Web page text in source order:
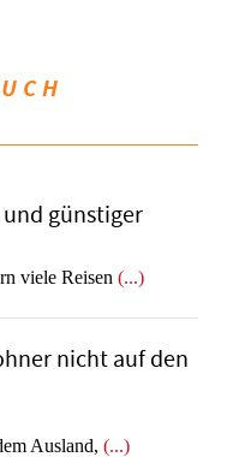
günstiger
viele Reisen (...)
nicht auf den
Ausland, (...)